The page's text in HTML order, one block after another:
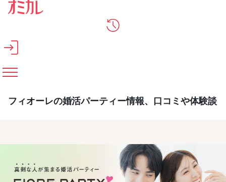
メインコンテンツへスキップ
フィオーレの婚活パーティー情報、口コミや体験談